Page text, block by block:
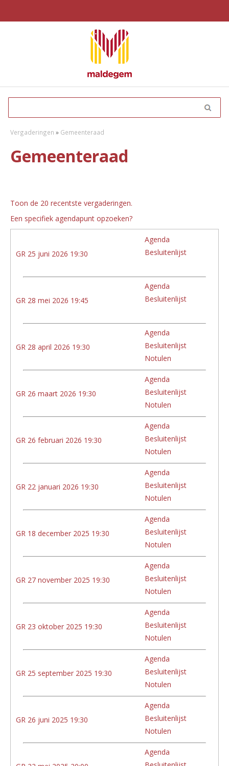
Vergaderingen » Gemeenteraad
Gemeenteraad
Toon de 20 recentste vergaderingen.
Een specifiek agendapunt opzoeken?
GR 25 juni 2026 19:30
Agenda
Besluitenlijst
GR 28 mei 2026 19:45
Agenda
Besluitenlijst
GR 28 april 2026 19:30
Agenda
Besluitenlijst
Notulen
GR 26 maart 2026 19:30
Agenda
Besluitenlijst
Notulen
GR 26 februari 2026 19:30
Agenda
Besluitenlijst
Notulen
GR 22 januari 2026 19:30
Agenda
Besluitenlijst
Notulen
GR 18 december 2025 19:30
Agenda
Besluitenlijst
Notulen
GR 27 november 2025 19:30
Agenda
Besluitenlijst
Notulen
GR 23 oktober 2025 19:30
Agenda
Besluitenlijst
Notulen
GR 25 september 2025 19:30
Agenda
Besluitenlijst
Notulen
GR 26 juni 2025 19:30
Agenda
Besluitenlijst
Notulen
Agenda